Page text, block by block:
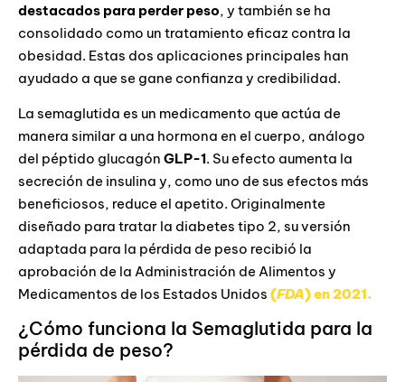
destacados para perder peso, y también se ha
consolidado como un tratamiento eficaz contra la
obesidad. Estas dos aplicaciones principales han
ayudado a que se gane confianza y credibilidad.
La semaglutida es un medicamento que actúa de
manera similar a una hormona en el cuerpo, análogo
del péptido glucagón GLP-1. Su efecto aumenta la
secreción de insulina y, como uno de sus efectos más
beneficiosos, reduce el apetito. Originalmente
diseñado para tratar la diabetes tipo 2, su versión
adaptada para la pérdida de peso recibió la
aprobación de la Administración de Alimentos y
Medicamentos de los Estados Unidos (FDA) en 2021.
¿Cómo funciona la Semaglutida para la
pérdida de peso?